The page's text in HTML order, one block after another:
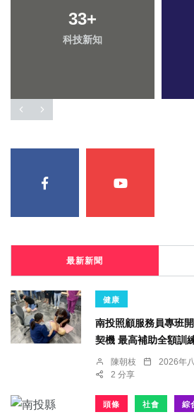
33+
科技新知
最新新聞
健康
南投照顧服務員專班
契機 最高補助全額訓
陳朝枝 2026年
2 分享
頭條 社會 綜